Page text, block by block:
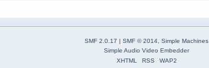
SMF 2.0.17 | SMF © 2014 Simple Machines
Simple Audio Video Embedder
XHTML
RSS WAP2